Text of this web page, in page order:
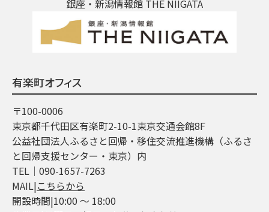
銀座・新潟情報館 THE NIIGATA
有楽町オフィス
〒100-0006
東京都千代田区有楽町2-10-1東京交通会館8F
公益社団法人ふるさと回帰・移住交流推進機構（ふるさ
と回帰支援センター・東京）内
TEL│090-1657-7263
MAIL|こちらから
開設時間|10:00 ～ 18:00